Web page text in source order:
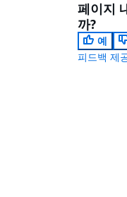
페이지
까?
예
피드백 제